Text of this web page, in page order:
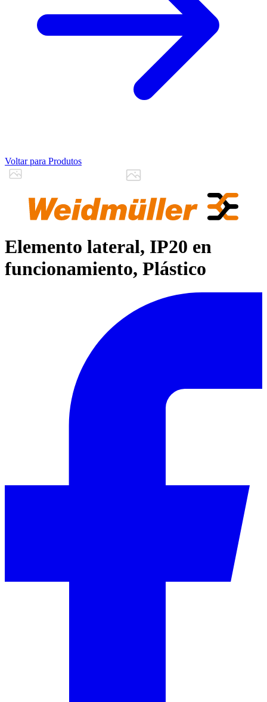
Voltar para Produtos
Elemento lateral, IP20 en
funcionamiento, Plástico